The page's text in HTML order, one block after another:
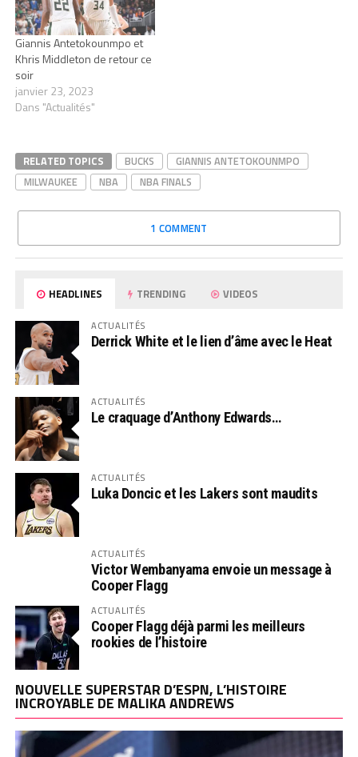
Giannis Antetokounmpo et
Khris Middleton de retour ce
soir
janvier 23, 2023
Dans "Actualités"
RELATED TOPICS BUCKS
GIANNIS ANTETOKOUNMPO
MILWAUKEE
NBA NBA FINALS
1 COMMENT
HEADLINES TRENDING VIDEOS
ACTUALITÉS
Derrick White et le lien d’âme avec le Heat
ACTUALITÉS
Le craquage d’Anthony Edwards…
ACTUALITÉS
Luka Doncic et les Lakers sont maudits
ACTUALITÉS
Victor Wembanyama envoie un message à
Cooper Flagg
ACTUALITÉS
Cooper Flagg déjà parmi les meilleurs
rookies de l’histoire
NOUVELLE SUPERSTAR D’ESPN, L’HISTOIRE
INCROYABLE DE MALIKA ANDREWS